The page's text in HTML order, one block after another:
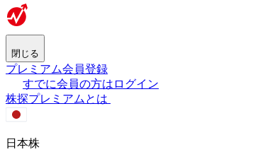
閉じる
プレミアム会員登録
すでに会員の方はログイン
株探プレミアムとは
日本株